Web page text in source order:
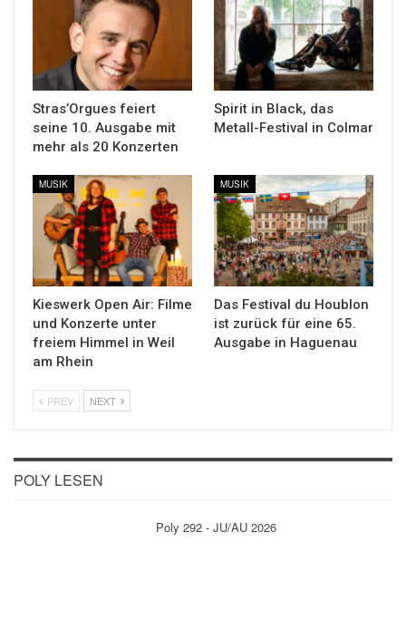
Stras’Orgues feiert
seine 10. Ausgabe mit
mehr als 20 Konzerten
Spirit in Black, das
Metall-Festival in Colmar
MUSIK
Kieswerk Open Air: Filme
und Konzerte unter
freiem Himmel in Weil
am Rhein
MUSIK
Das Festival du Houblon
ist zurück für eine 65.
Ausgabe in Haguenau
PREV NEXT
POLY LESEN
Poly 292 - JU/AU 2026